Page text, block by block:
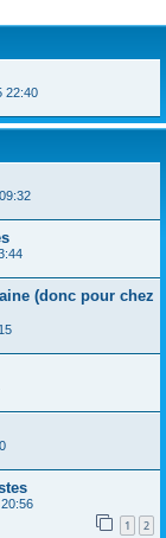
22:40
(donc pour chez
1 2